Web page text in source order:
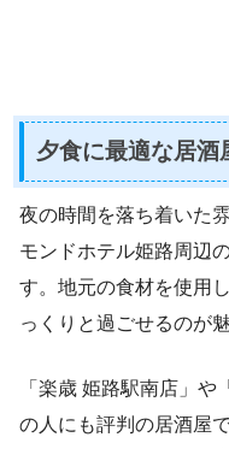
夕食に最適な居酒
夜の時間を落ち着いた
モンドホテル姫路周辺
す。地元の食材を使用
っくりと過ごせるのが
「楽歳 姫路駅南店」
の人にも評判の居酒屋